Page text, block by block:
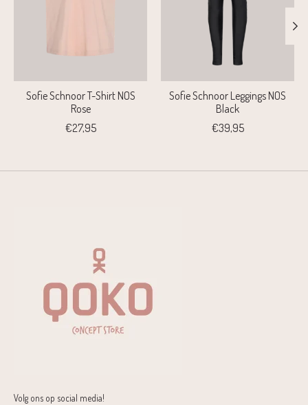
Sofie Schnoor T-Shirt NOS
Rose
€27,95
Sofie Schnoor Leggings NOS
Black
€39,95
Volg ons op social media!